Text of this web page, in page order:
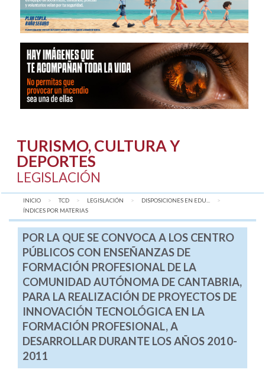
TURISMO, CULTURA Y
DEPORTES
LEGISLACIÓN
INICIO TCD LEGISLACIÓN
DISPOSICIONES EN EDU...
AQUÍ:
ÍNDICES POR MATERIAS
POR LA QUE SE CONVOCA A LOS CENTRO
PÚBLICOS CON ENSEÑANZAS DE
FORMACIÓN PROFESIONAL DE LA
COMUNIDAD AUTÓNOMA DE CANTABRIA,
PARA LA REALIZACIÓN DE PROYECTOS DE
INNOVACIÓN TECNOLÓGICA EN LA
FORMACIÓN PROFESIONAL, A
DESARROLLAR DURANTE LOS AÑOS 2010-
2011